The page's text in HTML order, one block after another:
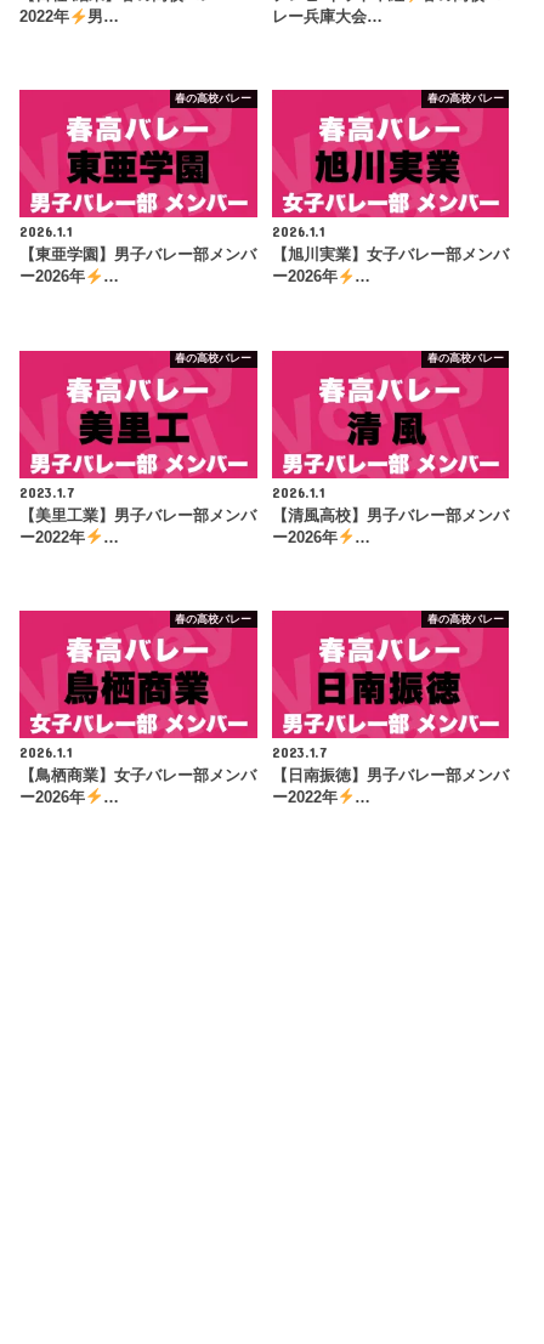
2022年
男…
レー兵庫大会…
春の高校バレー
2026.1.1
【東亜学園】男子バレー部メンバ
ー2026年
…
春の高校バレー
2026.1.1
【旭川実業】女子バレー部メンバ
ー2026年
…
春の高校バレー
2023.1.7
【美里工業】男子バレー部メンバ
ー2022年
…
春の高校バレー
2026.1.1
【清風高校】男子バレー部メンバ
ー2026年
…
春の高校バレー
2026.1.1
【鳥栖商業】女子バレー部メンバ
ー2026年
…
春の高校バレー
2023.1.7
【日南振徳】男子バレー部メンバ
ー2022年
…